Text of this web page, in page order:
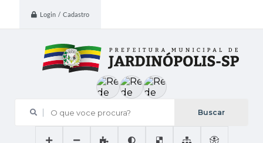
Login / Cadastro
O que voce procura?